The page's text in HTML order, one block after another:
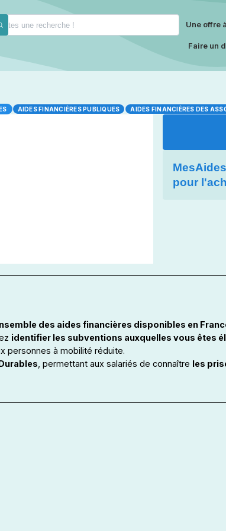
Une offre
Faire un
AIDES FINANCIÈRES PUBLIQUES AIDES FINANCIÈRES DES
pour
des aides financières disponibles en
identifier les subventions auxquelles vous êtes
personnes à mobilité réduite.
, permettant aux salariés de connaître les